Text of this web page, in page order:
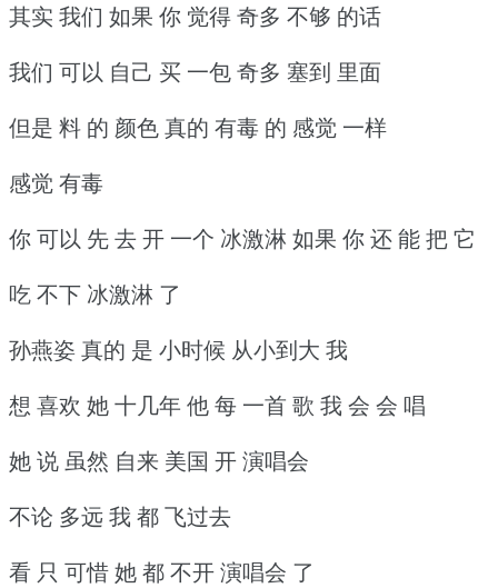
其实 我们 如果 你 觉得 奇多 不够 的话
我们 可以 自己 买 一包 奇多 塞到 里面
但是 料 的 颜色 真的 有毒 的 感觉 一样
感觉 有毒
你 可以 先 去 开 一个 冰激淋 如果 你 还 能 把 它
吃 不下 冰激淋 了
孙燕姿 真的 是 小时候 从小到大 我
想 喜欢 她 十几年 他 每 一首 歌 我 会 会 唱
她 说 虽然 自来 美国 开 演唱会
不论 多远 我 都 飞过去
看 只 可惜 她 都 不开 演唱会 了